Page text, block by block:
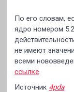
По его словам,
ядро номером
не имеют
всеми
ссылке.
Источник 4pda